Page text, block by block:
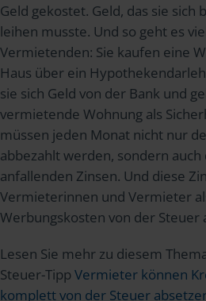
Geld gekostet. Geld, das sie sich
leihen musste. Und so geht es
Vermietenden: Sie kaufen eine
Haus über ein
sie sich Geld von der Bank und
vermietende Wohnung als
müssen jeden Monat nicht nur
abbezahlt werden, sondern
anfallenden Zinsen. Und diese
Vermieterinnen und Vermieter
Werbungskosten von der Steuer
Lesen Sie mehr zu diesem
Steuer-Tipp Vermieter können
komplett von der Steuer